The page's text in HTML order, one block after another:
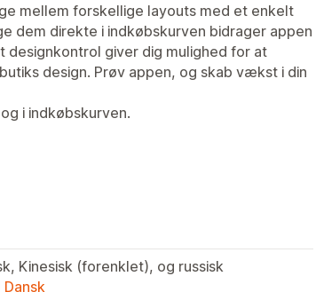
mellem forskellige layouts med et enkelt
dem direkte i indkøbskurven bidrager appen
designkontrol giver dig mulighed for at
design. Prøv appen, og skab vækst i din
i indkøbskurven.
Kinesisk (forenklet), og russisk